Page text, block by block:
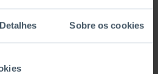
Detalhes Sobre os cookies